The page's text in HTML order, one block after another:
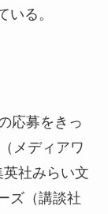
いる。
応募をきっ
メディアワ
社みらい文
ズ（講談社